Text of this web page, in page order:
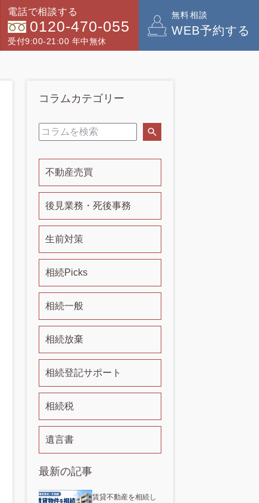
電話で相談する
0120-470-055
受付9:00-21:00 年中無休
無料相談
WEB予約する
コラムカテゴリー
不動産売買
後見業務・死後事務
生前対策
相続Picks
相続一般
相続放棄
相続登記サポート
相続税
遺言書
最新の記事
賃貸不動産を相続し